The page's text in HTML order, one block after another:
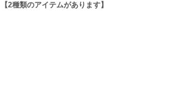
【2種類のアイテムがあります】